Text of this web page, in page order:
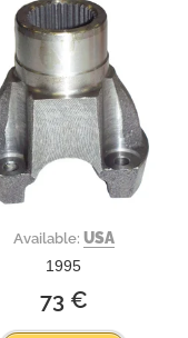
Available: USA
1995
73 €